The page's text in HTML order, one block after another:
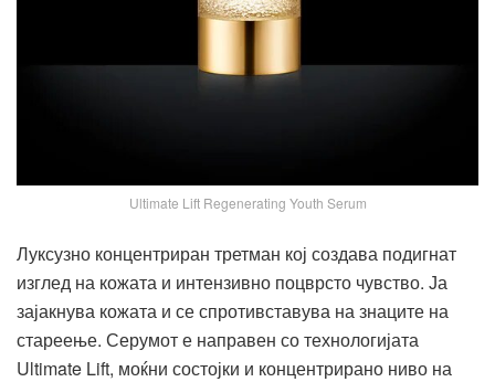
Ultimate Lift Regenerating Youth Serum
Луксузно концентриран третман кој создава подигнат
изглед на кожата и интензивно поцврсто чувство. Ја
зајакнува кожата и се спротивставува на знаците на
стареење. Серумот е направен со технологијата
Ultimate Lift, моќни состојки и концентрирано ниво на